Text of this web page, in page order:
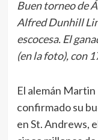
Buen torneo de
Alfred Dunhill
escocesa. El
(en la foto), con
El alemán Martin
confirmado su
en St. Andrews,